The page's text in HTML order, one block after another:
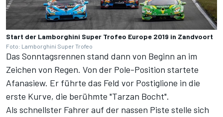
Start der Lamborghini Super Trofeo Europe 2019 in Zandvoort
Foto: Lamborghini Super Trofeo
Das Sonntagsrennen stand dann von Beginn an im
Zeichen von Regen. Von der Pole-Position startete
Afanasiew. Er führte das Feld vor Postiglione in die
erste Kurve, die berühmte "Tarzan Bocht".
Als schnellster Fahrer auf der nassen Piste stelle sich